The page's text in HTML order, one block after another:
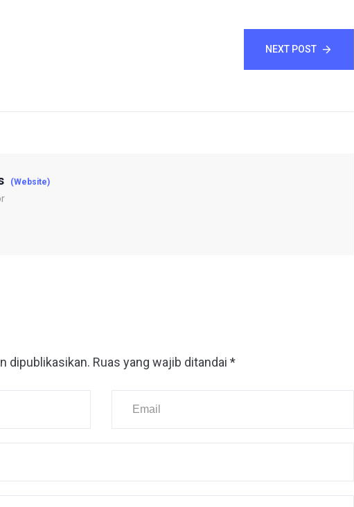
NEXT POST
(Website)
dipublikasikan. Ruas yang wajib ditandai *